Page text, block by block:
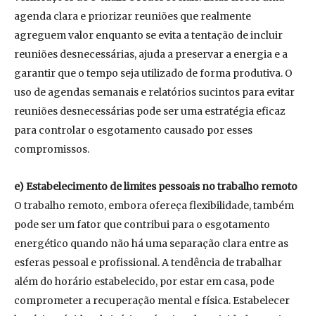
agenda clara e priorizar reuniões que realmente
agreguem valor enquanto se evita a tentação de incluir
reuniões desnecessárias, ajuda a preservar a energia e a
garantir que o tempo seja utilizado de forma produtiva. O
uso de agendas semanais e relatórios sucintos para evitar
reuniões desnecessárias pode ser uma estratégia eficaz
para controlar o esgotamento causado por esses
compromissos.
e) Estabelecimento de limites pessoais no trabalho remoto
O trabalho remoto, embora ofereça flexibilidade, também
pode ser um fator que contribui para o esgotamento
energético quando não há uma separação clara entre as
esferas pessoal e profissional. A tendência de trabalhar
além do horário estabelecido, por estar em casa, pode
comprometer a recuperação mental e física. Estabelecer